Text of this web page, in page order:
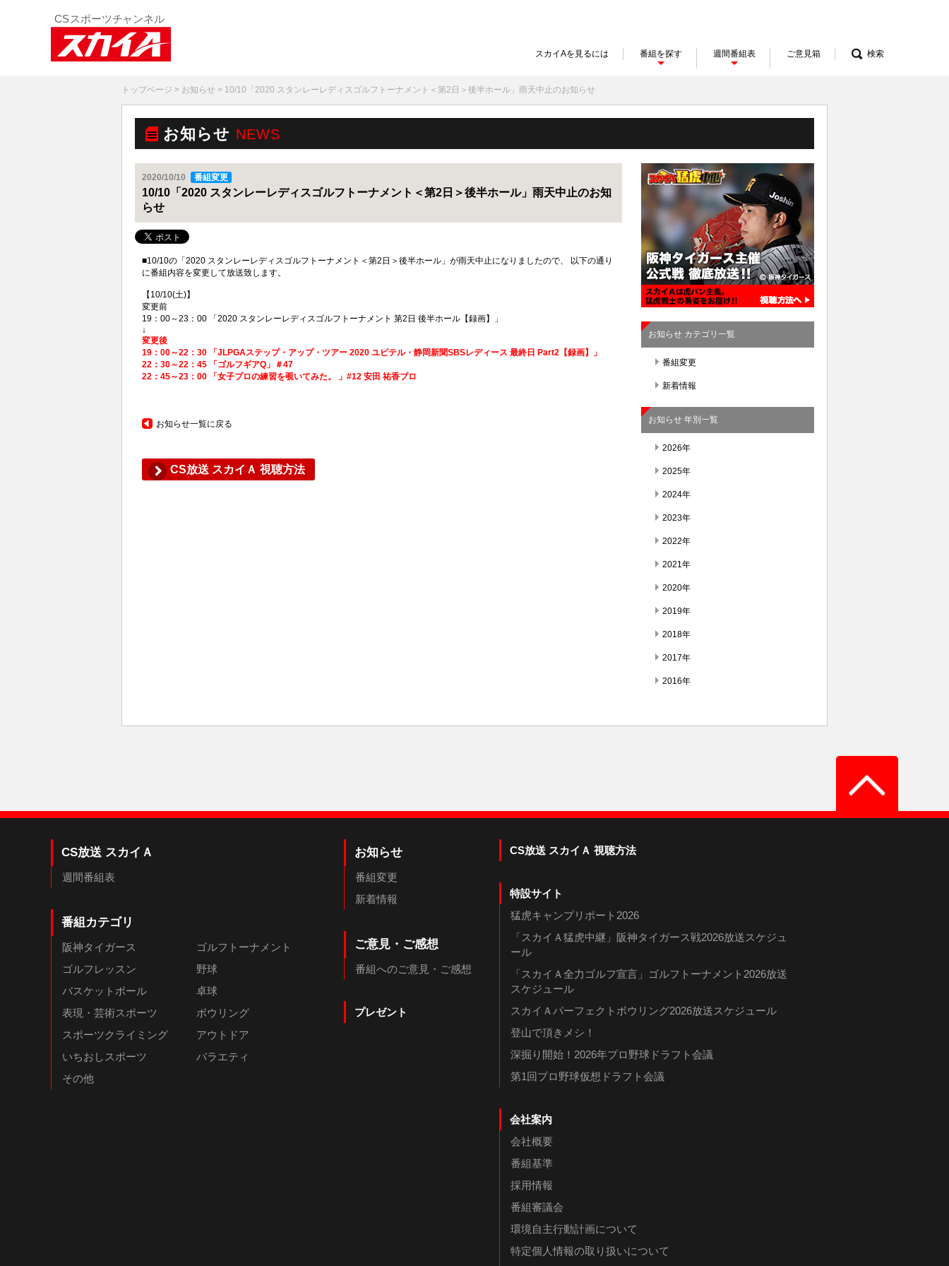
スカイAを見るには 番組を探す 週間番組表 ご意見箱 検索
トップページ > お知らせ > 10/10「2020 スタンレーレディスゴルフトーナメント＜第2日＞後半ホール」雨天中止のお知らせ
お知らせ NEWS
2020/10/10 番組変更
10/10「2020 スタンレーレディスゴルフトーナメント＜第2日＞後半ホール」雨天中止のお知
らせ
■10/10の「2020 スタンレーレディスゴルフトーナメント ＜第2日＞後半ホール 」が雨天中止になりましたので、 以下の通り
に番組内容を変更して放送致します。
【10/10(土)】
変更前
19：00～23：00 「2020 スタンレーレディスゴルフトーナメント 第2日 後半ホール【録画】」
↓
変更後
19：00～22：30 「JLPGAステップ・アップ・ツアー 2020 ユピテル・静岡新聞SBSレディース 最終日 Part2【録画】」
22：30～22：45 「ゴルフギアQ」＃47
22：45～23：00 「女子プロの練習を覗いてみた。 」#12 安田 祐香プロ
お知らせ一覧に戻る
CS放送 スカイＡ 視聴方法
お知らせ カテゴリ一覧
番組変更
新着情報
お知らせ 年別一覧
2026年
2025年
2024年
2023年
2022年
2021年
2020年
2019年
2018年
2017年
2016年
CS放送 スカイＡ
週間番組表
番組カテゴリ
阪神タイガース
ゴルフトーナメント
ゴルフレッスン
野球
バスケットボール
卓球
表現・芸術スポーツ
ボウリング
スポーツクライミング
アウトドア
いちおしスポーツ
バラエティ
その他
お知らせ
番組変更
新着情報
ご意見・ご感想
番組へのご意見・ご感想
プレゼント
CS放送 スカイＡ 視聴方法
特設サイト
猛虎キャンプリポート2026
「スカイＡ猛虎中継」阪神タイガース戦2026放送スケジュ
ール
「スカイＡ全力ゴルフ宣言」ゴルフトーナメント2026放送
スケジュール
スカイＡパーフェクトボウリング2026放送スケジュール
登山で頂きメシ！
深掘り開始！2026年プロ野球ドラフト会議
第1回プロ野球仮想ドラフト会議
会社案内
会社概要
番組基準
採用情報
番組審議会
環境自主行動計画について
特定個人情報の取り扱いについて